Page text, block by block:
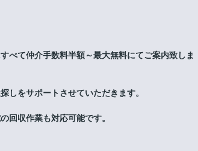
べて仲介手数料半額～最大無料にてご案内致しま
しをサポートさせていただきます。
回収作業も対応可能です。